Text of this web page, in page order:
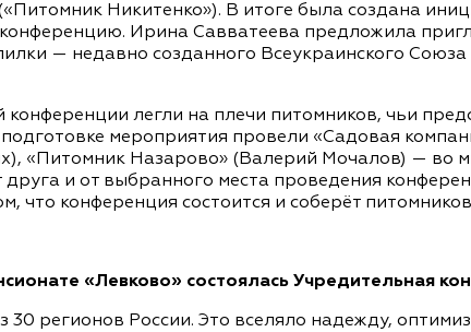
Никитенко»). В итоге была создана
Ирина Савватеева предложила
— недавно созданного Всеукраинского
легли на плечи питомников, чьи
мероприятия провели «Садовая
«Питомник Назарово» (Валерий Мочалов) — во
и от выбранного места проведения
что конференция состоится и соберёт
«Левково» состоялась Учредительная
30 регионов России. Это вселяло надежду,